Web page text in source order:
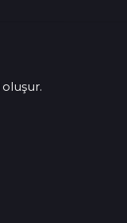
oluşur.